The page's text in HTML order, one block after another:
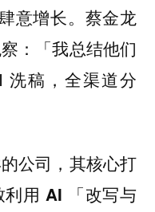
意增长。蔡金龙
：「我总结他们
洗稿，全渠道分
公司，其核心打
利用 AI 「改写与